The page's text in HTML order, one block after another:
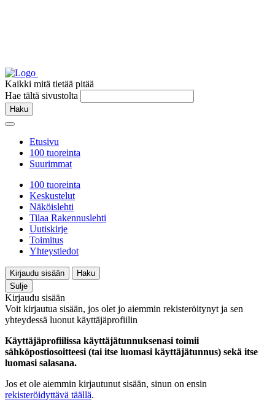
Kaikki mitä tietää pitää
Hae tältä sivustolta
Haku
Etusivu
100 tuoreinta
Suurimmat
100 tuoreinta
Keskustelut
Näköislehti
Tilaa Rakennuslehti
Uutiskirje
Toimitus
Yhteystiedot
Kirjaudu sisään
Haku
Sulje
Kirjaudu sisään
Voit kirjautua sisään, jos olet jo aiemmin rekisteröitynyt ja sen
yhteydessä luonut käyttäjäprofiilin
Käyttäjäprofiilissa käyttäjätunnuksenasi toimii
sähköpostiosoitteesi (tai itse luomasi käyttäjätunnus) sekä itse
luomasi salasana.
Jos et ole aiemmin kirjautunut sisään, sinun on ensin
rekisteröidyttävä täällä.